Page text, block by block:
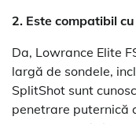
2. Este compatibil
Da, Lowrance Elite
largă de sondele,
SplitShot sunt
penetrare puternică